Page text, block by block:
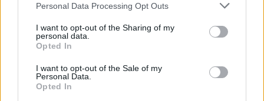
Personal Data Processing Opt Outs
I want to opt-out of the Sharing of my
personal data.
Opted In
I want to opt-out of the Sale of my
Personal Data.
Opted In
2 Май 2026
samsonov6969
Молодой